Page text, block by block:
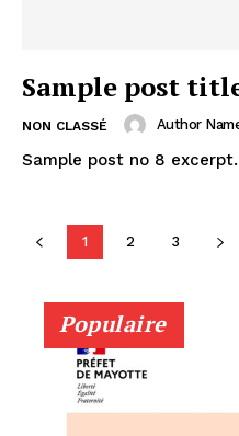
Sample post
NON CLASSÉ Author
Sample post no 8 excerpt.
1 2 3
Populaire